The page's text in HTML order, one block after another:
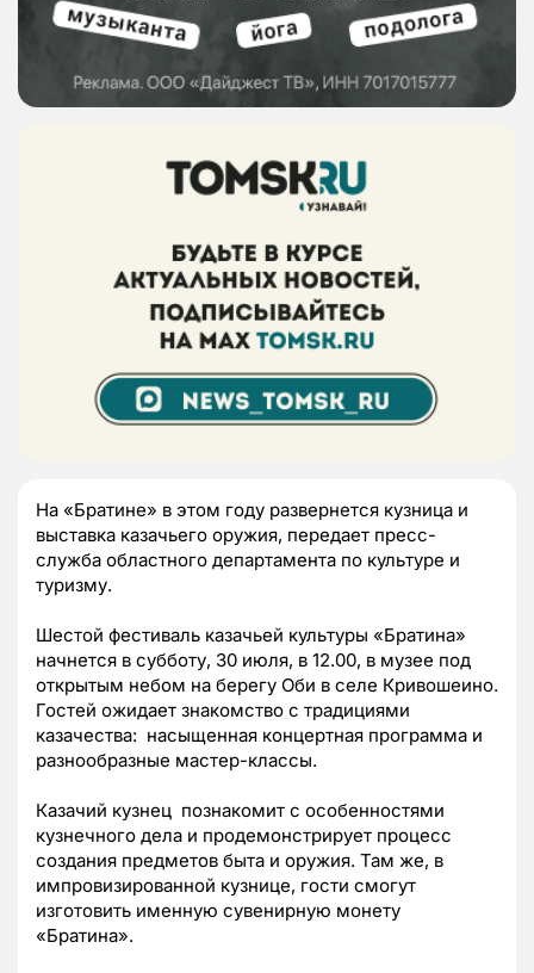
На «Братине» в этом году развернется кузница и
выставка казачьего оружия, передает пресс-
служба областного департамента по культуре и
туризму.
Шестой фестиваль казачьей культуры «Братина»
начнется в субботу, 30 июля, в 12.00, в музее под
открытым небом на берегу Оби в селе Кривошеино.
Гостей ожидает знакомство с традициями
казачества: насыщенная концертная программа и
разнообразные мастер-классы.
Казачий кузнец познакомит с особенностями
кузнечного дела и продемонстрирует процесс
создания предметов быта и оружия. Там же, в
импровизированной кузнице, гости смогут
изготовить именную сувенирную монету
«Братина».